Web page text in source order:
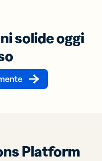
solide oggi
Platform